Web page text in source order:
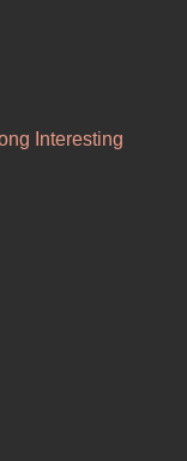
Interesting